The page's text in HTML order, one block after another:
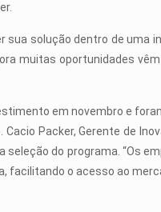
sua solução dentro de
muitas oportunidades
em novembro e
Packer, Gerente de
do programa. “Os
o acesso ao